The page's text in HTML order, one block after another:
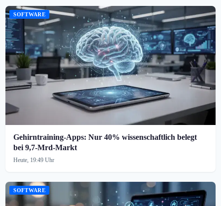
SOFTWARE
Gehirntraining-Apps: Nur 40% wissenschaftlich belegt
bei 9,7-Mrd-Markt
Heute, 19:49 Uhr
SOFTWARE